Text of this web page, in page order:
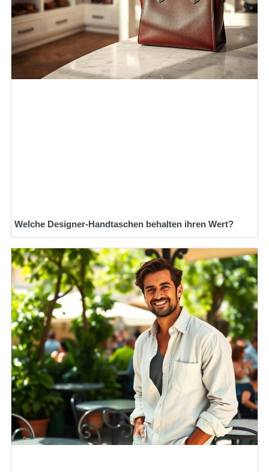
Welche Designer-Handtaschen behalten ihren Wert?